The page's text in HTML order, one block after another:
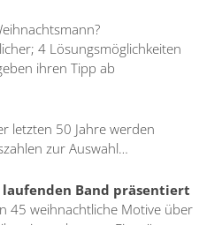
4 Lösungsmöglichkeiten
ihren Tipp ab
letzten 50 Jahre werden
zur Auswahl…
laufenden Band präsentiert
45 weihnachtliche Motive über